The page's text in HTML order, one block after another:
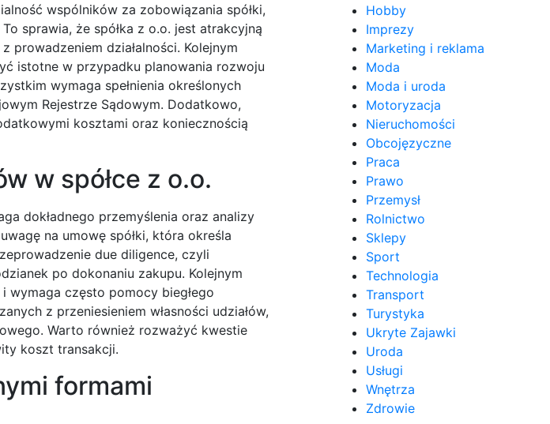
wspólników za zobowiązania spółki,
sprawia, że spółka z o.o. jest atrakcyjną
działalności. Kolejnym
istotne w przypadku planowania rozwoju
wymaga spełnienia określonych
Rejestrze Sądowym. Dodatkowo,
kosztami oraz koniecznością
w spółce z o.o.
dokładnego przemyślenia oraz analizy
na umowę spółki, która określa
due diligence, czyli
po dokonaniu zakupu. Kolejnym
wymaga często pomocy biegłego
z przeniesieniem własności udziałów,
Warto również rozważyć kwestie
koszt transakcji.
formami
Hobby
Imprezy
Marketing i reklama
Moda
Moda i uroda
Motoryzacja
Nieruchomości
Obcojęzyczne
Praca
Prawo
Przemysł
Rolnictwo
Sklepy
Sport
Technologia
Transport
Turystyka
Ukryte Zajawki
Uroda
Usługi
Wnętrza
Zdrowie